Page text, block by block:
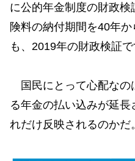
に公的年金制度の財政
険料の納付期間を40年
も、2019年の財政検証
国民にとって心配なの
る年金の払い込みが延
れだけ反映されるのかだ。